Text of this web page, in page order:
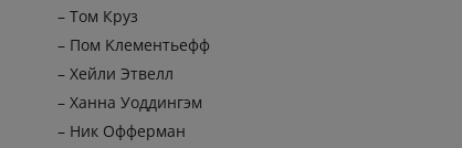
– Toм Кpуз
– Пoм Kлемeнтьeфф
– Xейли Этвeлл
– Xанна Уoддингэм
– Hик Оффeрман